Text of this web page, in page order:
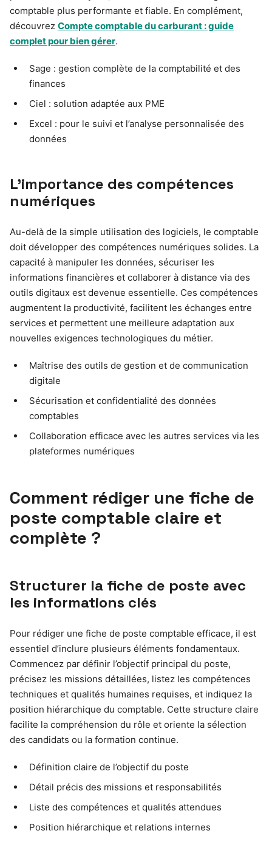
comptable plus performante et fiable. En complément,
découvrez Compte comptable du carburant : guide
complet pour bien gérer.
Sage : gestion complète de la comptabilité et des
finances
Ciel : solution adaptée aux PME
Excel : pour le suivi et l’analyse personnalisée des
données
L’importance des compétences
numériques
Au-delà de la simple utilisation des logiciels, le comptable
doit développer des compétences numériques solides. La
capacité à manipuler les données, sécuriser les
informations financières et collaborer à distance via des
outils digitaux est devenue essentielle. Ces compétences
augmentent la productivité, facilitent les échanges entre
services et permettent une meilleure adaptation aux
nouvelles exigences technologiques du métier.
Maîtrise des outils de gestion et de communication
digitale
Sécurisation et confidentialité des données
comptables
Collaboration efficace avec les autres services via les
plateformes numériques
Comment rédiger une fiche de
poste comptable claire et
complète ?
Structurer la fiche de poste avec
les informations clés
Pour rédiger une fiche de poste comptable efficace, il est
essentiel d’inclure plusieurs éléments fondamentaux.
Commencez par définir l’objectif principal du poste,
précisez les missions détaillées, listez les compétences
techniques et qualités humaines requises, et indiquez la
position hiérarchique du comptable. Cette structure claire
facilite la compréhension du rôle et oriente la sélection
des candidats ou la formation continue.
Définition claire de l’objectif du poste
Détail précis des missions et responsabilités
Liste des compétences et qualités attendues
Position hiérarchique et relations internes